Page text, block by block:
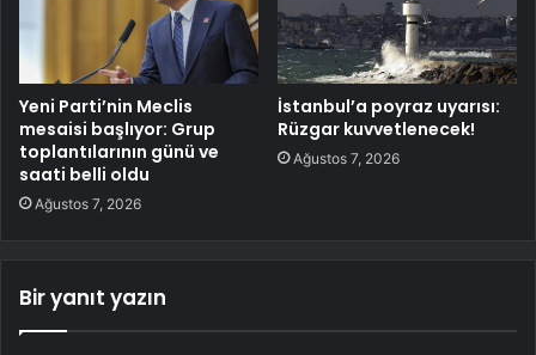
Yeni Parti’nin Meclis
mesaisi başlıyor: Grup
toplantılarının günü ve
saati belli oldu
Ağustos 7, 2026
İstanbul’a poyraz uyarısı:
Rüzgar kuvvetlenecek!
Ağustos 7, 2026
Bir yanıt yazın